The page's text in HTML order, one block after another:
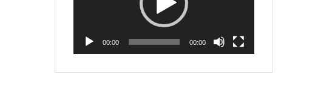
00:00 00:00